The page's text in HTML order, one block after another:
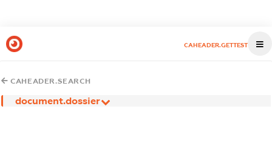
CAHEADER.GETTEST
CAHEADER.SEARCH
document.dossier